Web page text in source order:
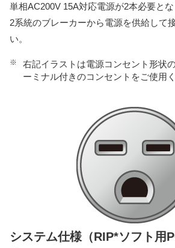
単相AC200V 15A対応電源が2本必要とな
2系統のブレーカーから電源を供給して
い。
※
右記イラストは電源コンセント形状
ーミナル付きのコンセントをご使用く
システム仕様（RIP*ソフト用